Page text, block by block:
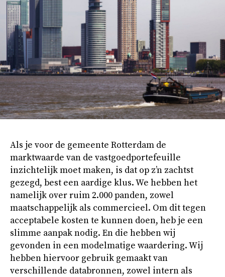
Als je voor de gemeente Rotterdam de
marktwaarde van de vastgoedportefeuille
inzichtelijk moet maken, is dat op z’n zachtst
gezegd, best een aardige klus. We hebben het
namelijk over ruim 2.000 panden, zowel
maatschappelijk als commercieel. Om dit tegen
acceptabele kosten te kunnen doen, heb je een
slimme aanpak nodig. En die hebben wij
gevonden in een modelmatige waardering. Wij
hebben hiervoor gebruik gemaakt van
verschillende databronnen, zowel intern als